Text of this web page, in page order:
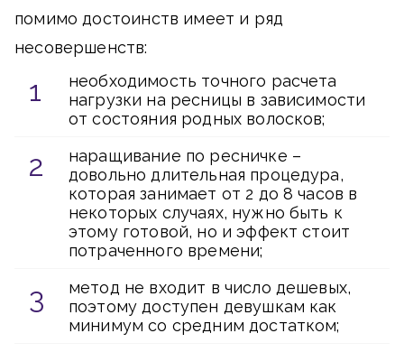
помимо достоинств имеет и ряд
несовершенств:
необходимость точного расчета
нагрузки на ресницы в зависимости
от состояния родных волосков;
наращивание по ресничке –
довольно длительная процедура,
которая занимает от 2 до 8 часов в
некоторых случаях, нужно быть к
этому готовой, но и эффект стоит
потраченного времени;
метод не входит в число дешевых,
поэтому доступен девушкам как
минимум со средним достатком;